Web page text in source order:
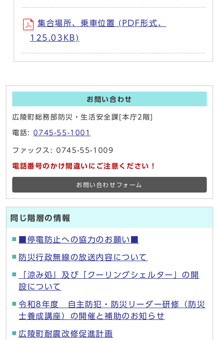
集合場所、乗車位置 (PDF形式、
125.03KB)
お問い合わせ
広陵町総務部防災・生活安全課[本庁2階]
電話:0745-55-1001
ファックス: 0745-55-1009
電話番号のかけ間違いにご注意ください！
お問い合わせフォーム
同じ階層の情報
■停電防止への協力のお願い■
防災行政無線の放送内容について
「涼み処」及び「クーリングシェルター」の開
設について
令和8年度 自主防犯・防災リーダー研修（防災
士養成講座）の開催と補助のお知らせ
広陵町耐震改修促進計画